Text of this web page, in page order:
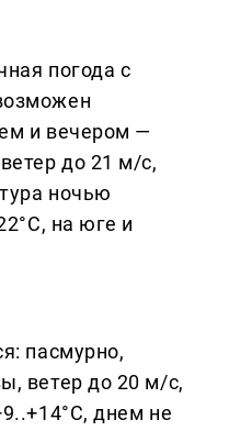
погода с
и вечером —
до 21 м/с,
ночью
на юге и
пасмурно,
ветер до 20 м/с,
днем не